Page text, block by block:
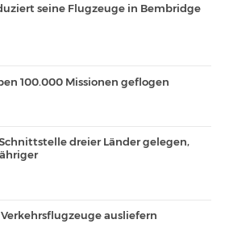
seine Flugzeuge in Bembridge
100.000 Missionen geflogen
dreier Länder gelegen,
ausliefern